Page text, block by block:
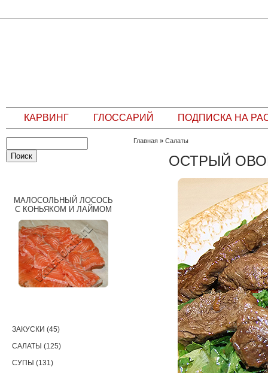
КАРВИНГ ГЛОССАРИЙ ПОДПИСКА НА
Главная » Салаты
ОСТРЫЙ
МАЛОСОЛЬНЫЙ ЛОСОСЬ
С КОНЬЯКОМ И ЛАЙМОМ
ЗАКУСКИ (45)
САЛАТЫ (125)
СУПЫ (131)